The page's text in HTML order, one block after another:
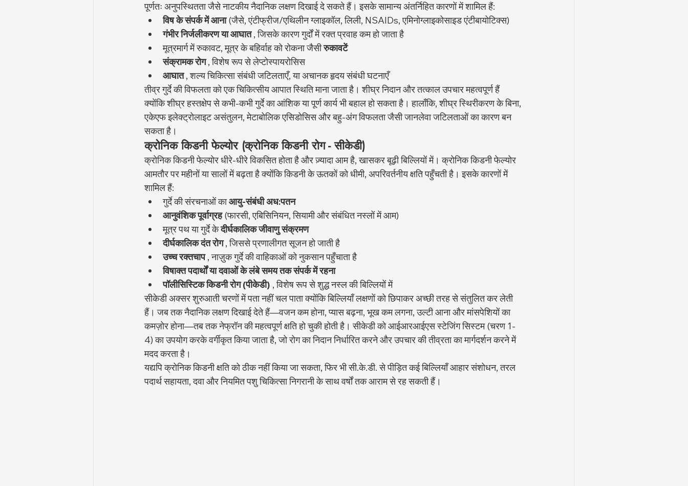
पूर्णतः अनुपस्थितता जैसे नाटकीय नैदानिक लक्षण दिखाई दे सकते हैं। इसके सामान्य अंतर्निहित कारणों में शामिल हैं:
विष के संपर्क में आना (जैसे, एंटीफ्रीज/एथिलीन ग्लाइकॉल, लिली, NSAIDs, एमिनोग्लाइकोसाइड एंटीबायोटिक्स)
गंभीर निर्जलीकरण या आघात , जिसके कारण गुर्दों में रक्त प्रवाह कम हो जाता है
मूत्रमार्ग में रुकावट, मूत्र के बहिर्वाह को रोकना जैसी रुकावटें
संक्रामक रोग , विशेष रूप से लेप्टोस्पायरोसिस
आघात , शल्य चिकित्सा संबंधी जटिलताएँ, या अचानक हृदय संबंधी घटनाएँ
तीव्र गुर्दे की विफलता को एक चिकित्सीय आपात स्थिति माना जाता है। शीघ्र निदान और तत्काल उपचार महत्वपूर्ण हैं
क्योंकि शीघ्र हस्तक्षेप से कभी-कभी गुर्दे का आंशिक या पूर्ण कार्य भी बहाल हो सकता है। हालाँकि, शीघ्र स्थिरीकरण के बिना,
एकेएफ इलेक्ट्रोलाइट असंतुलन, मेटाबोलिक एसिडोसिस और बहु-अंग विफलता जैसी जानलेवा जटिलताओं का कारण बन
सकता है।
क्रोनिक किडनी फेल्योर (क्रोनिक किडनी रोग - सीकेडी)
क्रोनिक किडनी फेल्योर धीरे-धीरे विकसित होता है और ज़्यादा आम है, खासकर बूढ़ी बिल्लियों में। क्रोनिक किडनी फेल्योर
आमतौर पर महीनों या सालों में बढ़ता है क्योंकि किडनी के ऊतकों को धीमी, अपरिवर्तनीय क्षति पहुँचती है। इसके कारणों में
शामिल हैं:
गुर्दे की संरचनाओं का आयु-संबंधी अध:पतन
आनुवंशिक पूर्वाग्रह (फारसी, एबिसिनियन, सियामी और संबंधित नस्लों में आम)
मूत्र पथ या गुर्दे के दीर्घकालिक जीवाणु संक्रमण
दीर्घकालिक दंत रोग , जिससे प्रणालीगत सूजन हो जाती है
उच्च रक्तचाप , नाज़ुक गुर्दे की वाहिकाओं को नुकसान पहुँचाता है
विषाक्त पदार्थों या दवाओं के लंबे समय तक संपर्क में रहना
पॉलीसिस्टिक किडनी रोग (पीकेडी) , विशेष रूप से शुद्ध नस्ल की बिल्लियों में
सीकेडी अक्सर शुरुआती चरणों में पता नहीं चल पाता क्योंकि बिल्लियाँ लक्षणों को छिपाकर अच्छी तरह से संतुलित कर लेती
हैं। जब तक नैदानिक लक्षण दिखाई देते हैं—वजन कम होना, प्यास बढ़ना, भूख कम लगना, उल्टी आना और मांसपेशियों का
कमज़ोर होना—तब तक नेफ्रॉन की महत्वपूर्ण क्षति हो चुकी होती है। सीकेडी को आईआरआईएस स्टेजिंग सिस्टम (चरण 1-
4) का उपयोग करके वर्गीकृत किया जाता है, जो रोग का निदान निर्धारित करने और उपचार की तीव्रता का मार्गदर्शन करने में
मदद करता है।
यद्यपि क्रोनिक किडनी क्षति को ठीक नहीं किया जा सकता, फिर भी सी.के.डी. से पीड़ित कई बिल्लियाँ आहार संशोधन, तरल
पदार्थ सहायता, दवा और नियमित पशु चिकित्सा निगरानी के साथ वर्षों तक आराम से रह सकती हैं।